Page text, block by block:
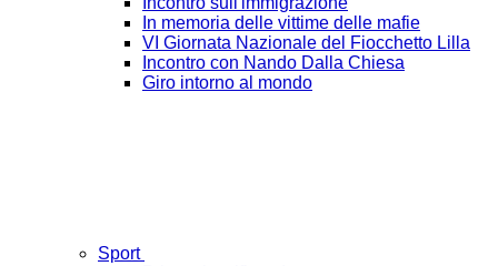
In memoria delle vittime delle mafie
VI Giornata Nazionale del Fiocchetto Lilla
Incontro con Nando Dalla Chiesa
Giro intorno al mondo
Sport